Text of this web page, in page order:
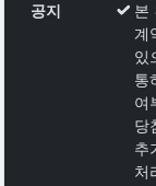
공지
본
계
있
통
여
당
추
처